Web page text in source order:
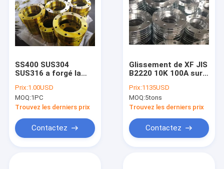
SS400 SUS304
SUS316 a forgé la
B2220 5K 10K 16K
20K 30K 40K SLIP
SUR DES ABAT-JOUR
Prix:1.00USD
MOQ:1PC
Trouvez les derniers prix
Contactez
Glissement de XF JIS
B2220 10K 100A sur
d'acier au carbone de
la bride SS400
SF390A
Prix:1135USD
MOQ:5tons
Trouvez les derniers prix
Contactez